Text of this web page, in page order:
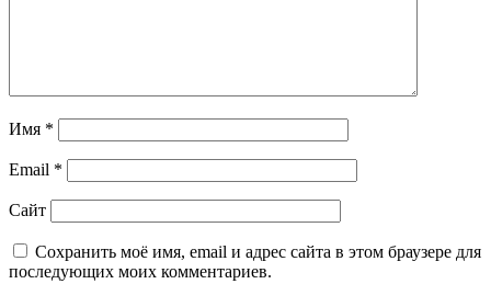
Имя *
Email *
Сайт
Сохранить моё имя, email и адрес сайта в этом браузере для
последующих моих комментариев.